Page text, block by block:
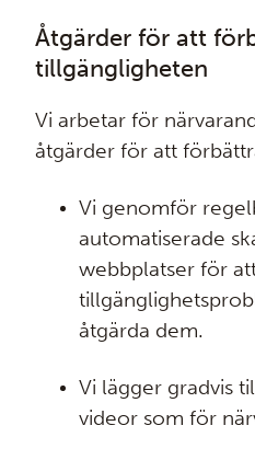
Åtgärder för att
tillgängligheten
Vi arbetar för
åtgärder för att
Vi genomför
automatiserade
webbplatser för
åtgärda dem.
Vi lägger gradvis
videor som för